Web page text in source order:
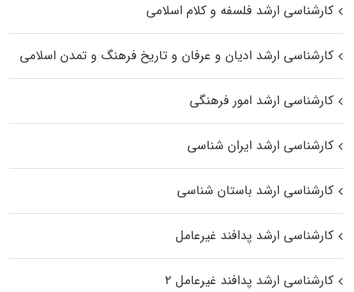
کارشناسی ارشد فلسفه و کلام اسلامی
کارشناسی ارشد ادیان و عرفان و تاریخ فرهنگ و تمدن اسلامی
کارشناسی ارشد امور فرهنگی
کارشناسی ارشد ایران شناسی
کارشناسی ارشد باستان شناسی
کارشناسی ارشد پدافند غیرعامل
کارشناسی ارشد پدافند غیرعامل ۲